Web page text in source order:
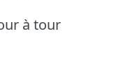
à tour